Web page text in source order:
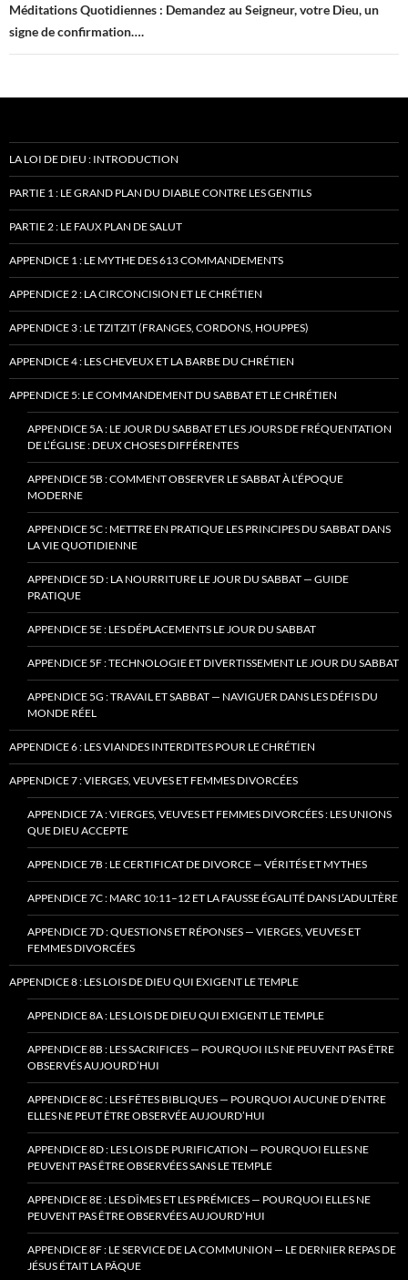
Méditations Quotidiennes : Demandez au Seigneur, votre Dieu, un
signe de confirmation….
LA LOI DE DIEU : INTRODUCTION
PARTIE 1 : LE GRAND PLAN DU DIABLE CONTRE LES GENTILS
PARTIE 2 : LE FAUX PLAN DE SALUT
APPENDICE 1 : LE MYTHE DES 613 COMMANDEMENTS
APPENDICE 2 : LA CIRCONCISION ET LE CHRÉTIEN
APPENDICE 3 : LE TZITZIT (FRANGES, CORDONS, HOUPPES)
APPENDICE 4 : LES CHEVEUX ET LA BARBE DU CHRÉTIEN
APPENDICE 5: LE COMMANDEMENT DU SABBAT ET LE CHRÉTIEN
APPENDICE 5A : LE JOUR DU SABBAT ET LES JOURS DE FRÉQUENTATION
DE L’ÉGLISE : DEUX CHOSES DIFFÉRENTES
APPENDICE 5B : COMMENT OBSERVER LE SABBAT À L’ÉPOQUE
MODERNE
APPENDICE 5C : METTRE EN PRATIQUE LES PRINCIPES DU SABBAT DANS
LA VIE QUOTIDIENNE
APPENDICE 5D : LA NOURRITURE LE JOUR DU SABBAT — GUIDE
PRATIQUE
APPENDICE 5E : LES DÉPLACEMENTS LE JOUR DU SABBAT
APPENDICE 5F : TECHNOLOGIE ET DIVERTISSEMENT LE JOUR DU SABBAT
APPENDICE 5G : TRAVAIL ET SABBAT — NAVIGUER DANS LES DÉFIS DU
MONDE RÉEL
APPENDICE 6 : LES VIANDES INTERDITES POUR LE CHRÉTIEN
APPENDICE 7 : VIERGES, VEUVES ET FEMMES DIVORCÉES
APPENDICE 7A : VIERGES, VEUVES ET FEMMES DIVORCÉES : LES UNIONS
QUE DIEU ACCEPTE
APPENDICE 7B : LE CERTIFICAT DE DIVORCE — VÉRITÉS ET MYTHES
APPENDICE 7C : MARC 10:11–12 ET LA FAUSSE ÉGALITÉ DANS L’ADULTÈRE
APPENDICE 7D : QUESTIONS ET RÉPONSES — VIERGES, VEUVES ET
FEMMES DIVORCÉES
APPENDICE 8 : LES LOIS DE DIEU QUI EXIGENT LE TEMPLE
APPENDICE 8A : LES LOIS DE DIEU QUI EXIGENT LE TEMPLE
APPENDICE 8B : LES SACRIFICES — POURQUOI ILS NE PEUVENT PAS ÊTRE
OBSERVÉS AUJOURD’HUI
APPENDICE 8C : LES FÊTES BIBLIQUES — POURQUOI AUCUNE D’ENTRE
ELLES NE PEUT ÊTRE OBSERVÉE AUJOURD’HUI
APPENDICE 8D : LES LOIS DE PURIFICATION — POURQUOI ELLES NE
PEUVENT PAS ÊTRE OBSERVÉES SANS LE TEMPLE
APPENDICE 8E : LES DÎMES ET LES PRÉMICES — POURQUOI ELLES NE
PEUVENT PAS ÊTRE OBSERVÉES AUJOURD’HUI
APPENDICE 8F : LE SERVICE DE LA COMMUNION — LE DERNIER REPAS DE
JÉSUS ÉTAIT LA PÂQUE